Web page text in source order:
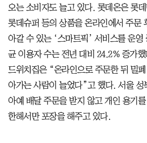
오는 소비자도 늘고 있다. 롯데온은 롯
롯데슈퍼 등의 상품을 온라인에서 주문
아갈 수 있는 ‘스마트픽’ 서비스를 운영
균 이용자 수는 전년 대비 24.2% 증가
드위치집은 “온라인으로 주문한 뒤 밀
아가는 사람이 늘었다”고 했다. 서울 성
아예 배달 주문을 받지 않고 개인 용기
한해서만 포장을 해주고 있다.